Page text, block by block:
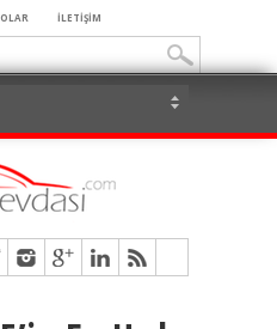
İLETİŞİM